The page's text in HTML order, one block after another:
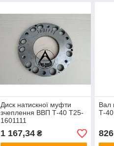
Диск натискної муфти
зчеплення ВВП Т-40 Т25-
1601111
1 167,34₴
Вал
Т-